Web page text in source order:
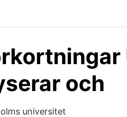
och
universitet